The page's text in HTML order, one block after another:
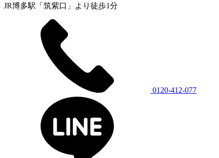
JR博多駅「筑紫口」より徒歩1分
0120-412-077